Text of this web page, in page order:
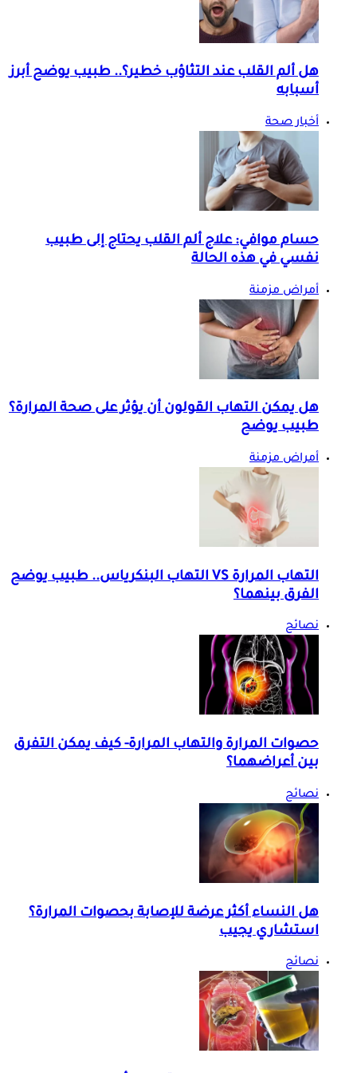
هل ألم القلب عند التثاؤب خطير؟.. طبيب يوضح أبرز
أسبابه
أخبار صحة
حسام موافي: علاج ألم القلب يحتاج إلى طبيب
نفسي في هذه الحالة
أمراض مزمنة
هل يمكن التهاب القولون أن يؤثر على صحة المرارة؟
طبيب يوضح
أمراض مزمنة
التهاب المرارة VS التهاب البنكرياس.. طبيب يوضح
الفرق بينهما؟
نصائح
حصوات المرارة والتهاب المرارة- كيف يمكن التفرق
بين أعراضهما؟
نصائح
هل النساء أكثر عرضة للإصابة بحصوات المرارة؟
استشاري يجيب
نصائح